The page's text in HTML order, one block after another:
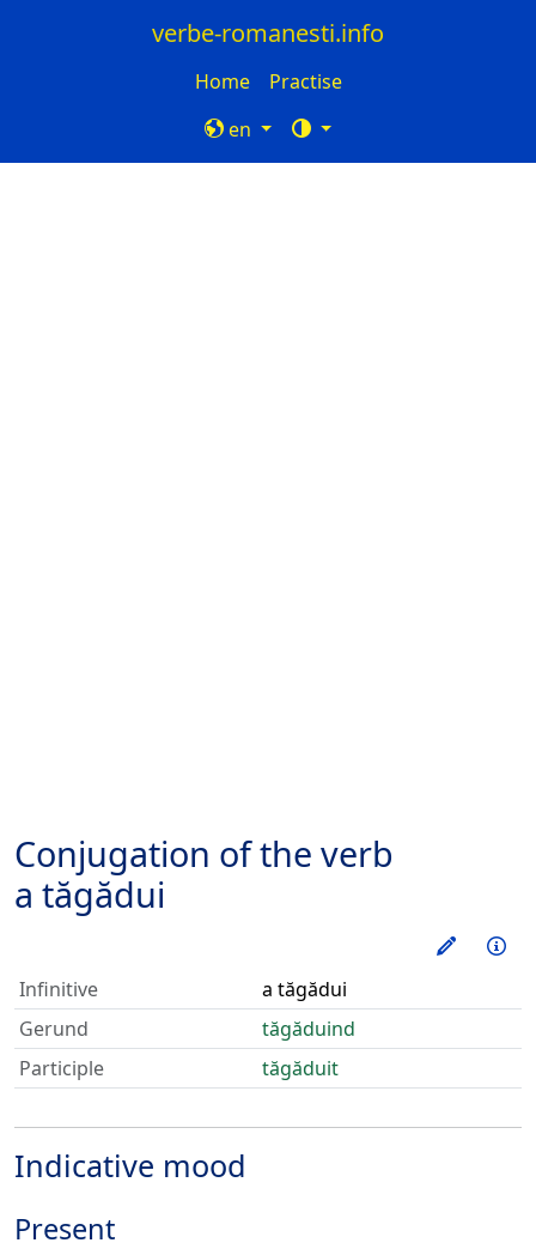
verbe-romanesti.info
Home
Practise
en
Conjugation of the verb
a tăgădui
Train
Infinitive
a tăgădui
Gerund
tăgăduind
Participle
tăgăduit
Indicative mood
Present